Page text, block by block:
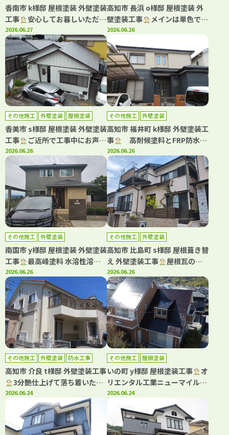
防水工事
香南市 k様邸 屋根塗装 外壁塗装
工事
安心してお暮しいただけ
るように丁寧に施工させていた
だきました
2026.06.27
高知市 長浜 o様邸 屋根塗装 外
壁塗装工事
メインは単色で仕
上げ、アクセントに多彩色を用
いて高級感ある仕上がりです
2026.06.26
その他施工 外壁塗装 屋根塗装
香美市 s様邸 屋根塗装 外壁塗装
工事
ご近所で工事中にお声か
けいただき工事をさせていただ
きました
2026.06.26
その他施工 外壁塗装
高知市 福井町 k様邸 外壁塗装工
事
高耐候塗料とFRP防水
で、美しさと安心が続く住まい
へ！
2026.06.26
その他施工 外壁塗装
南国市 y様邸 屋根塗装 外壁塗装
工事
最高峰塗料 水溶性溶剤
グランデ有機HRCで屋根外壁を
塗装しました(^^♪
2026.06.26
その他施工 外壁塗装
高知市 比島町 s様邸 屋根葺き替
え 外壁塗装工事
屋根瓦の葺
き替え工事もキタペンにおまか
せ下さい！
2026.06.26
その他施工 外壁塗装 防水工事
高知市 介良 t様邸 外壁塗装工事
3分艶仕上げて落ち着いた印
象になりました(^^)
2026.06.24
その他施工 屋根塗装
いの町 y様邸 屋根塗装工事
オ
リエンタル工業ニューマイルド
優雅・タフグロスコート仕上げ
て塗装しました(^^)
2026.06.24